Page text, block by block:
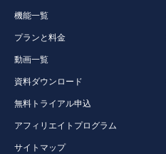
機能一覧
プランと料金
動画一覧
資料ダウンロード
無料トライアル申込
アフィリエイトプログラム
サイトマップ